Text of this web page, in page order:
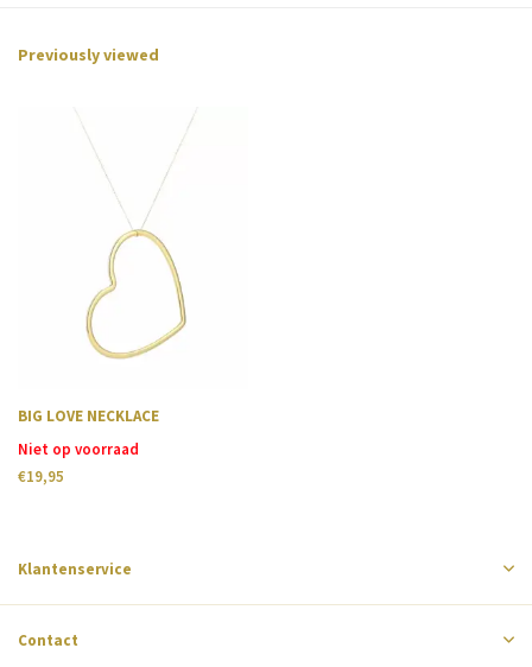
Previously viewed
BIG LOVE NECKLACE
Niet op voorraad
€19,95
Klantenservice
Contact